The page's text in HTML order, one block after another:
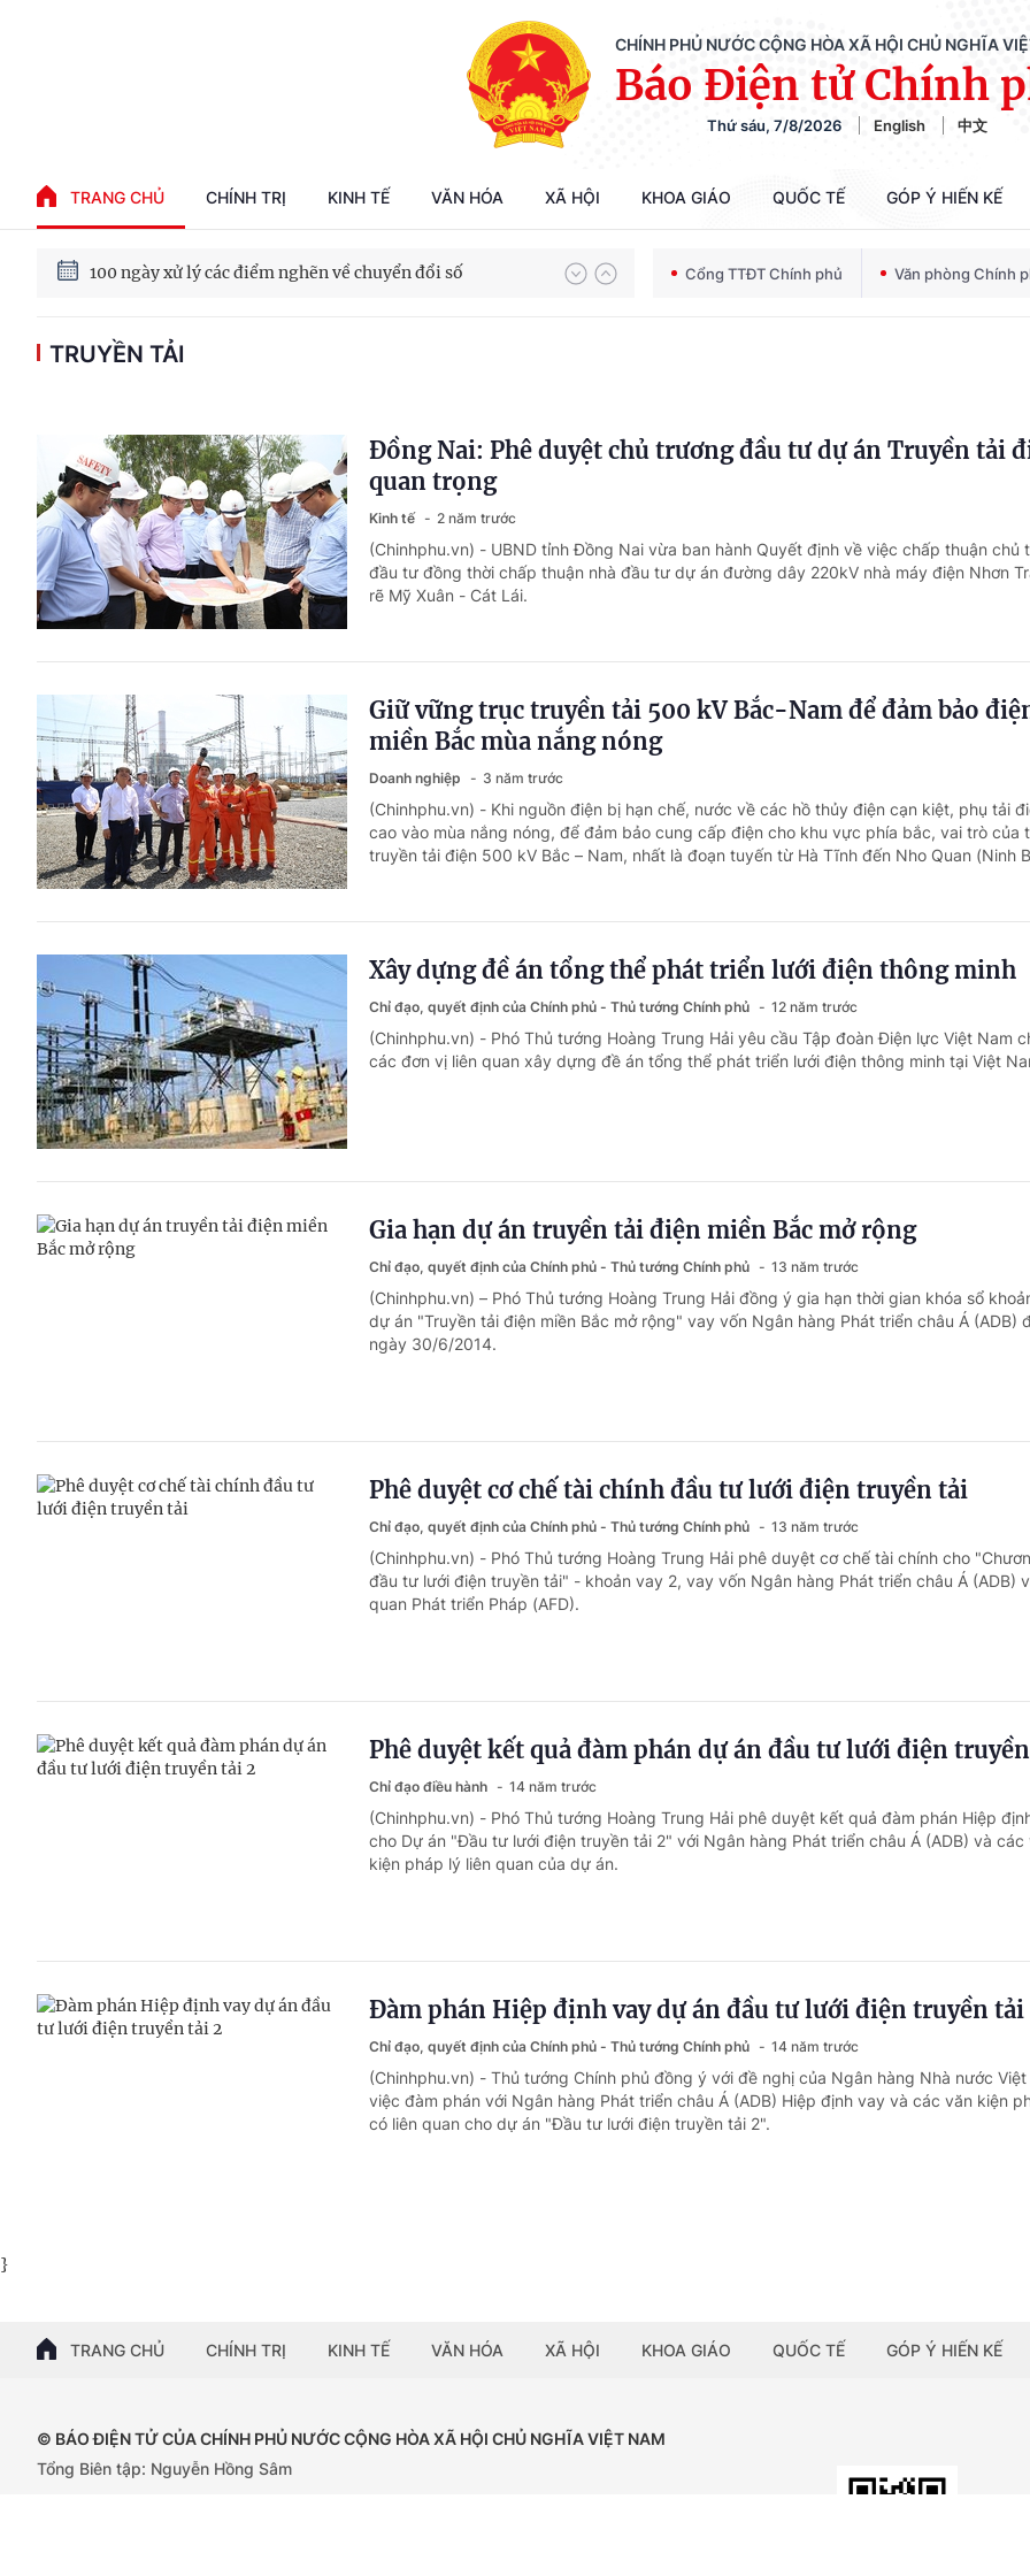
CHÍNH PHỦ NƯỚC CỘNG HÒA XÃ HỘI CHỦ NGHĨA
Báo Điện tử Chính
Thứ sáu, 7/8/2026 English 中文
TRANG CHỦ CHÍNH TRỊ KINH TẾ VĂN HÓA XÃ HỘI KHOA GIÁO QUỐC TẾ GÓP Ý HIẾN KẾ
100 ngày xử lý các điểm nghẽn về chuyển đổi số
Phát triển kinh tế nhà nước trong kỷ nguyên mới
Cổng TTĐT Chính phủ Văn phòng Chính
TRUYỀN TẢI
Đồng Nai: Phê duyệt chủ trương đầu tư dự án Truyền tải
quan trọng
Kinh tế 2 năm trước
(Chinhphu.vn) - UBND tỉnh Đồng Nai vừa ban hành Quyết định về việc chấp thuận chủ
đầu tư đồng thời chấp thuận nhà đầu tư dự án đường dây 220kV nhà máy điện Nhơn
rẽ Mỹ Xuân - Cát Lái.
Giữ vững trục truyền tải 500 kV Bắc-Nam để đảm bảo
miền Bắc mùa nắng nóng
Doanh nghiệp 3 năm trước
(Chinhphu.vn) - Khi nguồn điện bị hạn chế, nước về các hồ thủy điện cạn kiệt, phụ tải
cao vào mùa nắng nóng, để đảm bảo cung cấp điện cho khu vực phía bắc, vai trò của
truyền tải điện 500 kV Bắc – Nam, nhất là đoạn tuyến từ Hà Tĩnh đến Nho Quan (Ninh
Xây dựng đề án tổng thể phát triển lưới điện thông minh
Chỉ đạo, quyết định của Chính phủ - Thủ tướng Chính phủ 12 năm trước
(Chinhphu.vn) - Phó Thủ tướng Hoàng Trung Hải yêu cầu Tập đoàn Điện lực Việt Nam
các đơn vị liên quan xây dựng đề án tổng thể phát triển lưới điện thông minh tại Việt
Gia hạn dự án truyền tải điện miền Bắc mở rộng
Chỉ đạo, quyết định của Chính phủ - Thủ tướng Chính phủ 13 năm trước
(Chinhphu.vn) – Phó Thủ tướng Hoàng Trung Hải đồng ý gia hạn thời gian khóa sổ
dự án "Truyền tải điện miền Bắc mở rộng" vay vốn Ngân hàng Phát triển châu Á (ADB)
ngày 30/6/2014.
Phê duyệt cơ chế tài chính đầu tư lưới điện truyền tải
Chỉ đạo, quyết định của Chính phủ - Thủ tướng Chính phủ 13 năm trước
(Chinhphu.vn) - Phó Thủ tướng Hoàng Trung Hải phê duyệt cơ chế tài chính cho
đầu tư lưới điện truyền tải" - khoản vay 2, vay vốn Ngân hàng Phát triển châu Á (ADB)
quan Phát triển Pháp (AFD).
Phê duyệt kết quả đàm phán dự án đầu tư lưới điện
Chỉ đạo điều hành 14 năm trước
(Chinhphu.vn) - Phó Thủ tướng Hoàng Trung Hải phê duyệt kết quả đàm phán Hiệp
cho Dự án "Đầu tư lưới điện truyền tải 2" với Ngân hàng Phát triển châu Á (ADB) và các
kiện pháp lý liên quan của dự án.
Đàm phán Hiệp định vay dự án đầu tư lưới điện truyền tải
Chỉ đạo, quyết định của Chính phủ - Thủ tướng Chính phủ 14 năm trước
(Chinhphu.vn) - Thủ tướng Chính phủ đồng ý với đề nghị của Ngân hàng Nhà nước
việc đàm phán với Ngân hàng Phát triển châu Á (ADB) Hiệp định vay và các văn kiện
có liên quan cho dự án "Đầu tư lưới điện truyền tải 2".
}
TRANG CHỦ CHÍNH TRỊ KINH TẾ VĂN HÓA XÃ HỘI KHOA GIÁO QUỐC TẾ GÓP Ý HIẾN KẾ
© BÁO ĐIỆN TỬ CỦA CHÍNH PHỦ NƯỚC CỘNG HÒA XÃ HỘI CHỦ NGHĨA VIỆT NAM
Tổng Biên tập: Nguyễn Hồng Sâm